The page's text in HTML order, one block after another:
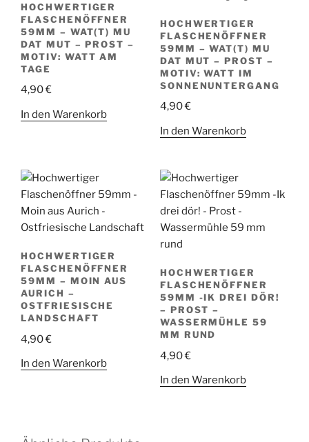
HOCHWERTIGER
FLASCHENÖFFNER
59MM – WAT(T) MU
DAT MUT – PROST –
MOTIV: WATT AM
TAGE
4,90€
In den Warenkorb
HOCHWERTIGER
FLASCHENÖFFNER
59MM – WAT(T) MU
DAT MUT – PROST –
MOTIV: WATT IM
SONNENUNTERGANG
4,90€
In den Warenkorb
HOCHWERTIGER
FLASCHENÖFFNER
59MM – MOIN AUS
AURICH –
OSTFRIESISCHE
LANDSCHAFT
4,90€
In den Warenkorb
HOCHWERTIGER
FLASCHENÖFFNER
59MM -IK DREI DÖR!
– PROST –
WASSERMÜHLE 59
MM RUND
4,90€
In den Warenkorb